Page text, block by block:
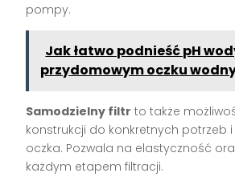
pompy.
Jak łatwo podnieść pH
przydomowym oczku
Samodzielny filtr to także
konstrukcji do konkretnych potrzeb
oczka. Pozwala na elastyczność
każdym etapem filtracji.